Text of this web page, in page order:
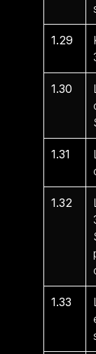
1.29
1.30
1.31
1.32
1.33